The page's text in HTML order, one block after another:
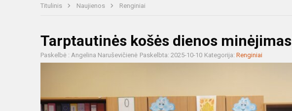
Titulinis Naujienos Renginiai
Tarptautinės košės dienos minėjimas
Paskelbė : Angelina Naruševičienė Paskelbta: 2025-10-10 Kategorija: Renginiai